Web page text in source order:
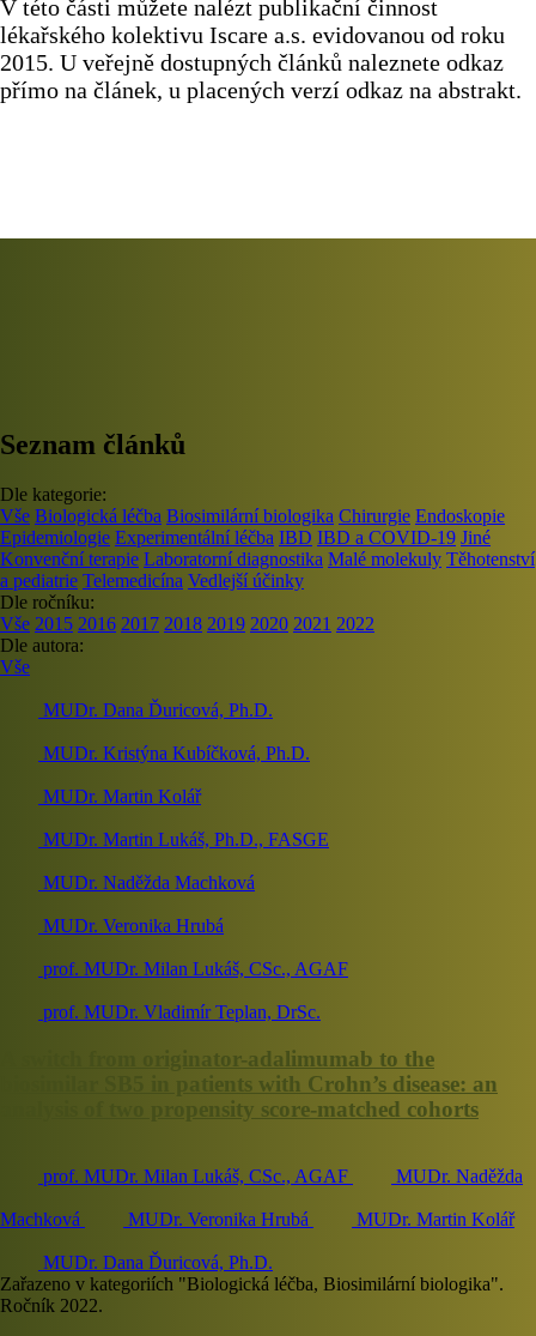
V této části můžete nalézt publikační činnost
lékařského kolektivu Iscare a.s. evidovanou od roku
2015. U veřejně dostupných článků naleznete odkaz
přímo na článek, u placených verzí odkaz na abstrakt.
Seznam článků
Dle kategorie:
Vše Biologická léčba Biosimilární biologika Chirurgie Endoskopie
Epidemiologie Experimentální léčba IBD IBD a COVID-19 Jiné
Konvenční terapie Laboratorní diagnostika Malé molekuly Těhotenství
a pediatrie Telemedicína Vedlejší účinky
Dle ročníku:
Vše 2015 2016 2017 2018 2019 2020 2021 2022
Dle autora:
Vše
MUDr. Dana Ďuricová, Ph.D.
MUDr. Kristýna Kubíčková, Ph.D.
MUDr. Martin Kolář
MUDr. Martin Lukáš, Ph.D., FASGE
MUDr. Naděžda Machková
MUDr. Veronika Hrubá
prof. MUDr. Milan Lukáš, CSc., AGAF
prof. MUDr. Vladimír Teplan, DrSc.
A switch from originator-adalimumab to the
biosimilar SB5 in patients with Crohn’s disease: an
analysis of two propensity score-matched cohorts
prof. MUDr. Milan Lukáš, CSc., AGAF MUDr. Naděžda
Machková MUDr. Veronika Hrubá MUDr. Martin Kolář
MUDr. Dana Ďuricová, Ph.D.
Zařazeno v kategoriích "Biologická léčba, Biosimilární biologika".
Ročník 2022.